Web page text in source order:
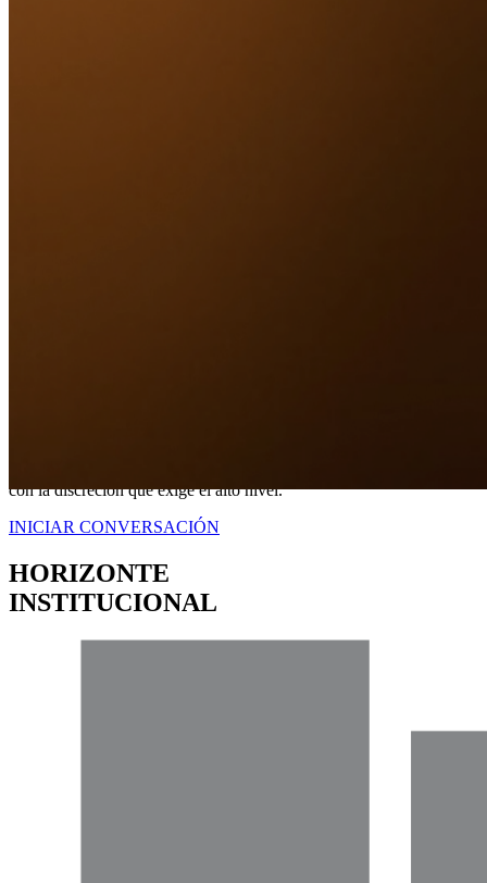
con la discreción que exige el alto nivel.
INICIAR CONVERSACIÓN
HORIZONTE
INSTITUCIONAL